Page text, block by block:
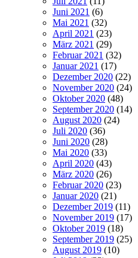
Juni 2021 (6)
Mai 2021 (32)
April 2021 (23)
März 2021 (29)
Februar 2021 (32)
Januar 2021 (17)
Dezember 2020 (22)
November 2020 (24)
Oktober 2020 (48)
September 2020 (14)
August 2020 (24)
Juli 2020 (36)
Juni 2020 (28)
Mai 2020 (33)
April 2020 (43)
März 2020 (26)
Februar 2020 (23)
Januar 2020 (21)
Dezember 2019 (11)
November 2019 (17)
Oktober 2019 (18)
September 2019 (25)
August 2019 (10)